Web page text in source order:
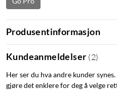
Produsentinformasjon
Kundeanmeldelser (2)
Her ser du hva andre kunder
gjøre det enklere for deg å velge